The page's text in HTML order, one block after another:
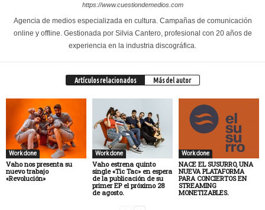
https://www.cuestiondemedios.com
Agencia de medios especializada en cultura. Campañas de comunicación
online y offline. Gestionada por Silvia Cantero, profesional con 20 años de
experiencia en la industria discográfica.
Artículos relacionados Más del autor
Work done
Vaho nos presenta su
nuevo trabajo
«Revolución»
Work done
Vaho estrena quinto
single «Tic Tac» en espera
de la publicación de su
primer EP el próximo 28
de agosto.
Work done
NACE EL SUSURRO, UNA
NUEVA PLATAFORMA
PARA CONCIERTOS EN
STREAMING
MONETIZABLES.